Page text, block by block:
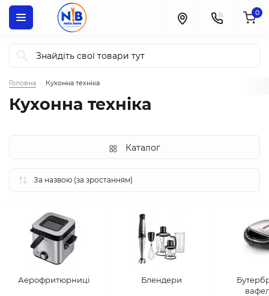
0
Головна Кухонна техніка
Кухонна техніка
Каталог
Аерофритюрниці Блендери